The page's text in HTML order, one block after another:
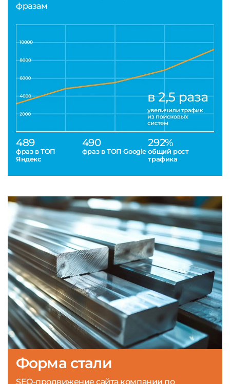
фразам
489
фраз в ТОП
Яндекс
490
фраз в ТОП Google
292%
общий рост
трафика
Форма стали
SEO-продвижение сайта компании по